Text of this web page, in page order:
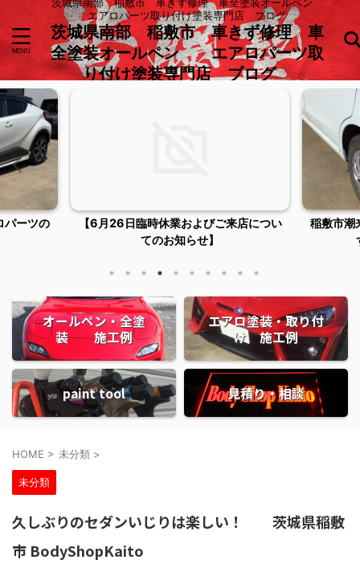
エアロパーツ取り付け塗装専門店 ブログ
茨城県南部 稲敷市 車きず修理 車
全塗装オールペン エアロパーツ取
り付け塗装専門店 ブログ
パーツの
【6月26日臨時休業およびご来店につい
てのお知らせ】
稲敷市潮
オールペン・全塗
装 施工例
エアロ塗装・取り付
け 施工例
paint tool 見積り・相談
HOME > 未分類 >
未分類
久しぶりのセダンいじりは楽しい！ 茨城県稲敷
市 BodyShopKaito